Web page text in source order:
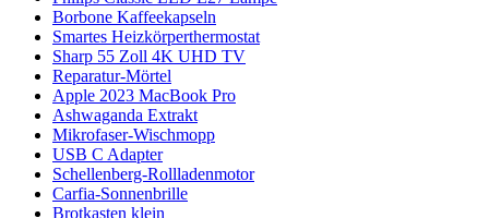
Borbone Kaffeekapseln
Smartes Heizkörperthermostat
Sharp 55 Zoll 4K UHD TV
Reparatur-Mörtel
Apple 2023 MacBook Pro
Ashwaganda Extrakt
Mikrofaser-Wischmopp
USB C Adapter
Schellenberg-Rollladenmotor
Carfia-Sonnenbrille
Brotkasten klein